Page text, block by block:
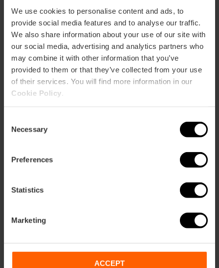
We use cookies to personalise content and ads, to
provide social media features and to analyse our traffic.
We also share information about your use of our site with
our social media, advertising and analytics partners who
may combine it with other information that you’ve
provided to them or that they’ve collected from your use
of their services. You will find more information in our
Cookie Policy
Selection
Necessary
Preferences
Statistics
Marketing
ACCEPT
Valencia Tourist Card 72 heures et entrée
à l'Oceanogràfic, le Musée des Sciences